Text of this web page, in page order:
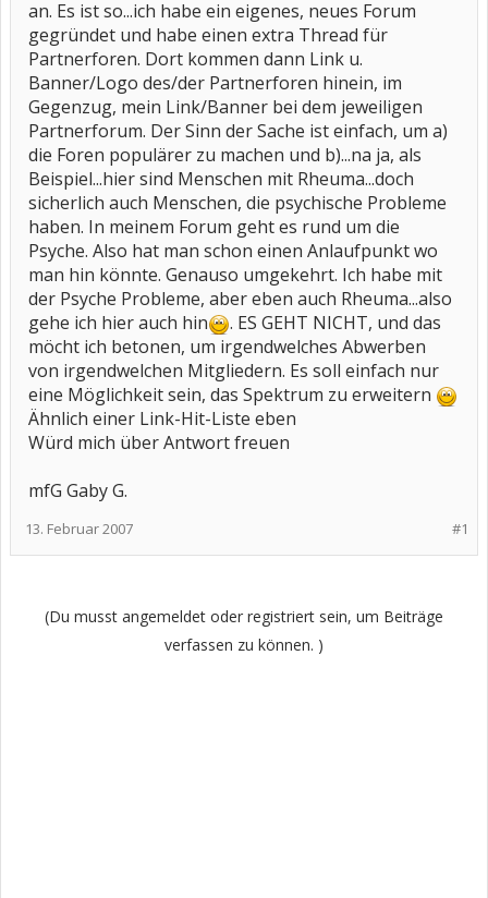
an. Es ist so...ich habe ein eigenes, neues Forum
gegründet und habe einen extra Thread für
Partnerforen. Dort kommen dann Link u.
Banner/Logo des/der Partnerforen hinein, im
Gegenzug, mein Link/Banner bei dem jeweiligen
Partnerforum. Der Sinn der Sache ist einfach, um a)
die Foren populärer zu machen und b)...na ja, als
Beispiel...hier sind Menschen mit Rheuma...doch
sicherlich auch Menschen, die psychische Probleme
haben. In meinem Forum geht es rund um die
Psyche. Also hat man schon einen Anlaufpunkt wo
man hin könnte. Genauso umgekehrt. Ich habe mit
der Psyche Probleme, aber eben auch Rheuma...also
gehe ich hier auch hin
. ES GEHT NICHT, und das
möcht ich betonen, um irgendwelches Abwerben
von irgendwelchen Mitgliedern. Es soll einfach nur
eine Möglichkeit sein, das Spektrum zu erweitern
Ähnlich einer Link-Hit-Liste eben
Würd mich über Antwort freuen
mfG Gaby G.
#1
13. Februar 2007
(Du musst angemeldet oder registriert sein, um Beiträge
verfassen zu können. )